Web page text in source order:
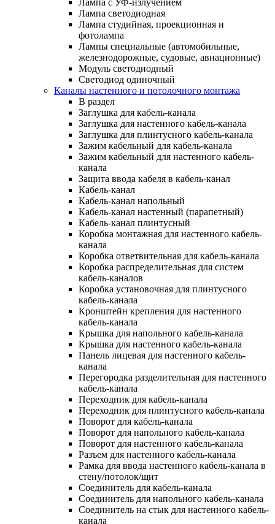
Лампа светодиодная
Лампа студийная, проекционная и
фотолампа
Лампы специальные (автомобильные,
железнодорожные, судовые, авиационные)
Модуль светодиодный
Светодиод одиночный
Каналы настенного и потолочного монтажа
В раздел
Заглушка для кабель-канала
Заглушка для настенного кабель-канала
Заглушка для плинтусного кабель-канала
Зажим кабельный для кабель-канала
Зажим кабельный для настенного кабель-
канала
Защита ввода кабеля в кабель-канал
Кабель-канал
Кабель-канал напольный
Кабель-канал настенный (парапетный)
Кабель-канал плинтусный
Коробка монтажная для настенного кабель-
канала
Коробка ответвительная для кабель-канала
Коробка распределительная для систем
кабель-каналов
Коробка установочная для плинтусного
кабель-канала
Кронштейн крепления для настенного
кабель-канала
Крышка для напольного кабель-канала
Крышка для настенного кабель-канала
Панель лицевая для настенного кабель-
канала
Перегородка разделительная для настенного
кабель-канала
Переходник для кабель-канала
Переходник для плинтусного кабель-канала
Поворот для кабель-канала
Поворот для напольного кабель-канала
Поворот для настенного кабель-канала
Разъем для настенного кабель-канала
Рамка для ввода настенного кабель-канала в
стену/потолок/щит
Соединитель для кабель-канала
Соединитель для напольного кабель-канала
Соединитель на стык для настенного кабель-
канала